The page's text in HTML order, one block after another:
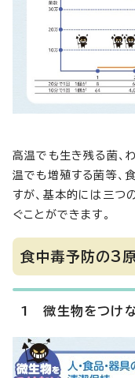
高温でも生き残る菌、
温でも増殖する菌等、
すが、基本的には三つ
ぐことができます。
食中毒予防の3
1 微生物をつけ